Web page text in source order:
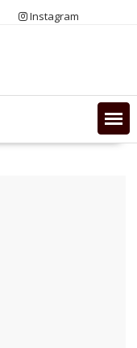
Instagram